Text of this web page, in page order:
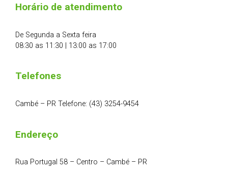
Horário de atendimento
De Segunda a Sexta feira
08:30 as 11:30 | 13:00 as 17:00
Telefones
Cambé – PR Telefone: (43) 3254-9454
Endereço
Rua Portugal 58 – Centro – Cambé – PR